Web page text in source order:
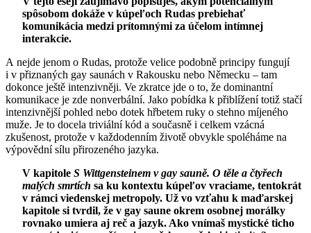
spôsobom dokáže v kúpeľoch Rudas prebiehať
komunikácia medzi prítomnými za účelom intímnej
interakcie.
A nejde jenom o Rudas, protože velice podobně principy fungují
i v přiznaných gay saunách v Rakousku nebo Německu – tam
dokonce ještě intenzivněji. Ve zkratce jde o to, že dominantní
komunikace je zde nonverbální. Jako pobídka k přiblížení totiž stačí
intenzivnější pohled nebo dotek hřbetem ruky o stehno míjeného
muže. Je to docela triviální kód a současně i celkem vzácná
zkušenost, protože v každodenním životě obvykle spoléháme na
výpovědní sílu přirozeného jazyka.
V kapitole S Wittgensteinem v gay sauně. O těle a čtyřech
malých smrtích sa ku kontextu kúpeľov vraciame, tentokrát
v rámci viedenskej metropoly. Už vo vzťahu k maďarskej
kapitole si tvrdil, že v gay saune okrem osobnej morálky
rovnako umiera aj reč a jazyk. Ako vnímaš mystické ticho